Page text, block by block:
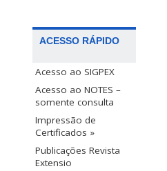
ACESSO RÁPIDO
Acesso ao SIGPEX
Acesso ao NOTES –
somente consulta
Impressão de
Certificados »
Publicações Revista
Extensio